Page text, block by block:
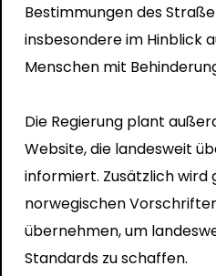
Bestimmungen des
insbesondere im Hinblick
Menschen mit
Die Regierung plant
Website, die landesweit
informiert. Zusätzlich wird
norwegischen
übernehmen, um
Standards zu schaffen.